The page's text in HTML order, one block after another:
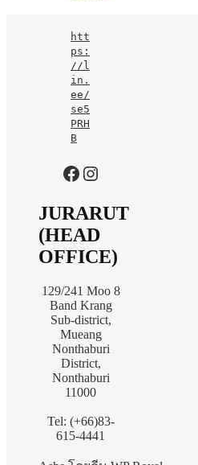
htt
ps:
//l
in.
ee/
se5
PRH
B
https://www.facebook.com/jurarutofficial?mibextid=LQQJ4d
Instagram
JURARUT
(HEAD
OFFICE)
129/241 Moo 8
Band Krang
Sub-district,
Mueang
Nonthaburi
District,
Nonthaburi
11000
Tel: (+66)83-
615-4441